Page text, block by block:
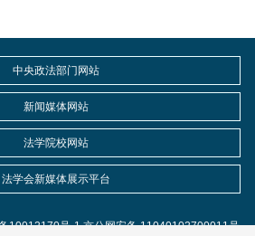
中央政法部门网站
新闻媒体网站
法学院校网站
法学会新媒体展示平台
10012170号-1 京公网安备 11040102700011号